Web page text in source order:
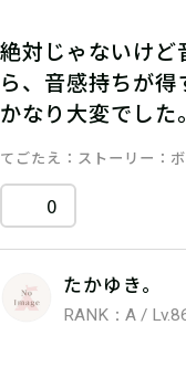
絶対じゃないけど
ら、音感持ちが得
かなり大変でした
てごたえ ストーリー
0
たかゆき。
RANK：A /